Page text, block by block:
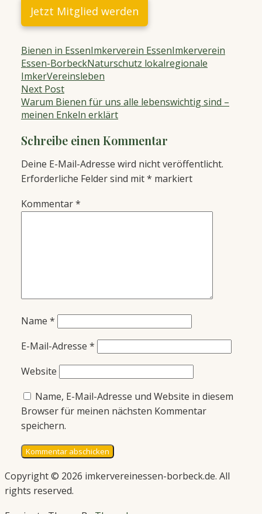
Jetzt Mitglied werden
Bienen in EssenImkerverein EssenImkerverein
Essen-BorbeckNaturschutz lokalregionale
ImkerVereinsleben
Beitragsnavigation
Next Post
Warum Bienen für uns alle lebenswichtig sind –
meinen Enkeln erklärt
Schreibe einen Kommentar
Deine E-Mail-Adresse wird nicht veröffentlicht.
Erforderliche Felder sind mit* markiert
Kommentar*
Name *
E-Mail-Adresse *
Website
Name, E-Mail-Adresse und Website in diesem
Browser für meinen nächsten Kommentar
speichern.
Copyright © 2026 imkervereinessen-borbeck.de. All
rights reserved.